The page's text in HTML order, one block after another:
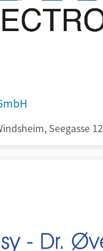
Seegasse 12